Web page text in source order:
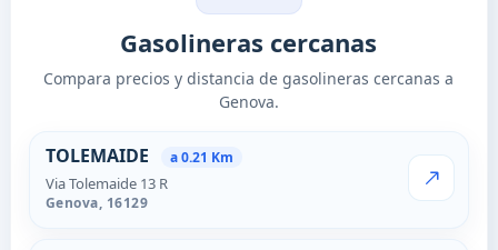
Gasolineras cercanas
Compara precios y distancia de gasolineras cercanas a
Genova.
Estaciones cercanas en
TOLEMAIDE a 0.21 Km
Via Tolemaide 13 R
Genova, 16129
VER